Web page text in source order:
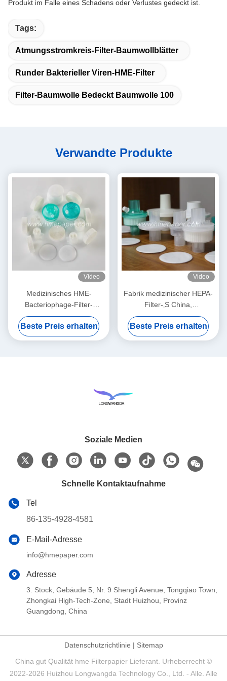
Produkt im Falle eines Schadens oder Verlustes gedeckt ist.
Tags:
Atmungsstromkreis-Filter-Baumwollblätter
Runder Bakterieller Viren-HME-Filter
Filter-Baumwolle Bedeckt Baumwolle 100
Verwandte Produkte
Video
Medizinisches HME-
Bacteriophage-Filter-
Membran-Weiß
Beste Preis erhalten
Video
Fabrik medizinischer HEPA-
Filter-‚S China,
Bacteriophagen BEF 99,99%
filtern
Beste Preis erhalten
Soziale Medien
Schnelle Kontaktaufnahme
Tel
86-135-4928-4581
E-Mail-Adresse
info@hmepaper.com
Adresse
3. Stock, Gebäude 5, Nr. 9 Shengli Avenue, Tongqiao Town,
Zhongkai High-Tech-Zone, Stadt Huizhou, Provinz
Guangdong, China
Datenschutzrichtlinie | Sitemap
China gut Qualität hme Filterpapier Lieferant. Urheberrecht ©
2022-2026 Huizhou Longwangda Technology Co., Ltd. - Alle. Alle